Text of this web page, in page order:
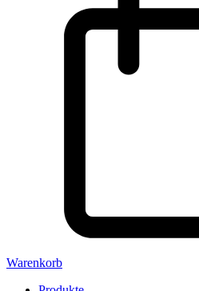
Warenkorb